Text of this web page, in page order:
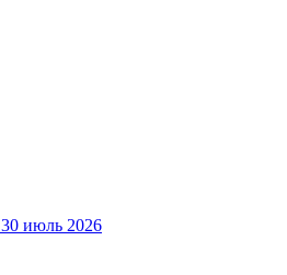
30 июль 2026